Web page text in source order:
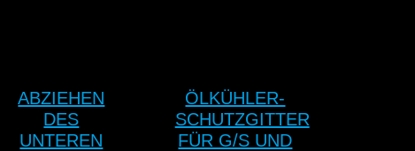
ABZIEHEN
DES
UNTEREN
ÖLKÜHLER-
SCHUTZGITTER
FÜR G/S UND